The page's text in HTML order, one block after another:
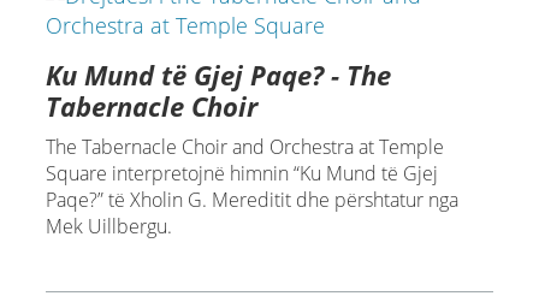
Ku Mund të Gjej Paqe? - The
Tabernacle Choir
The Tabernacle Choir and Orchestra at Temple
Square interpretojnë himnin “Ku Mund të Gjej
Paqe?” të Xholin G. Mereditit dhe përshtatur nga
Mek Uillbergu.